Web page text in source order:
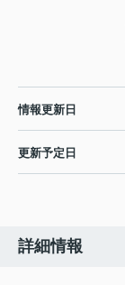
情報更新日
更新予定日
詳細情報